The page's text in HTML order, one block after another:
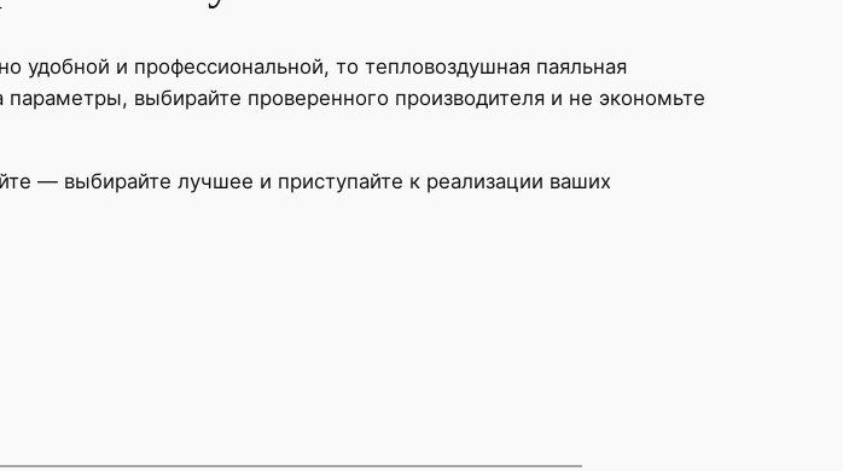
удобной и профессиональной, то тепловоздушная паяльная
выбирайте проверенного производителя и не экономьте
— выбирайте лучшее и приступайте к реализации ваших